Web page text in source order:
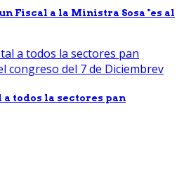
Fiscal a la Ministra Sosa "es al
a todos la sectores pan